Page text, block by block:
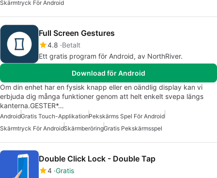
Skärmtryck För Android
Full Screen Gestures
4.8 Betalt
Ett gratis program för Android, av NorthRiver.
Download för Android
Om din enhet har en fysisk knapp eller en oändlig display kan vi
erbjuda dig många funktioner genom att helt enkelt svepa längs
kanterna.GESTER*…
AndroidGratis Touch-ApplikationPekskärms Spel För Android
Skärmtryck För AndroidSkärmberöringGratis Pekskärmsspel
Double Click Lock - Double Tap
4 Gratis